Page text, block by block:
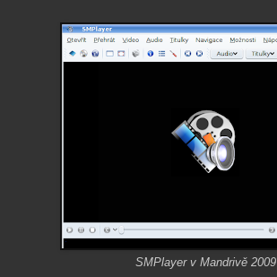
SMPlayer v Mandrivě 2009